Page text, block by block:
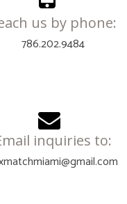
us by phone:
786.202.9484
inquiries to: